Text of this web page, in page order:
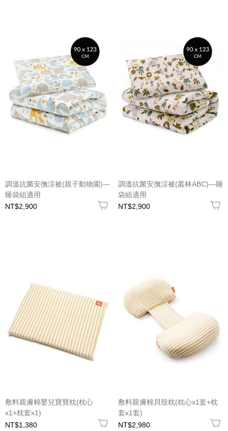
調溫抗菌安撫涼被(親子動物園)—
睡袋組適用
NT$2,900
調溫抗菌安撫涼被(叢林ABC)—睡
袋組適用
NT$2,900
敷料親膚棉嬰兒寶寶枕(枕心
x1+枕套x1)
NT$1,380
敷料親膚棉貝殼枕(枕心x1套+枕
套x1套)
NT$2,980